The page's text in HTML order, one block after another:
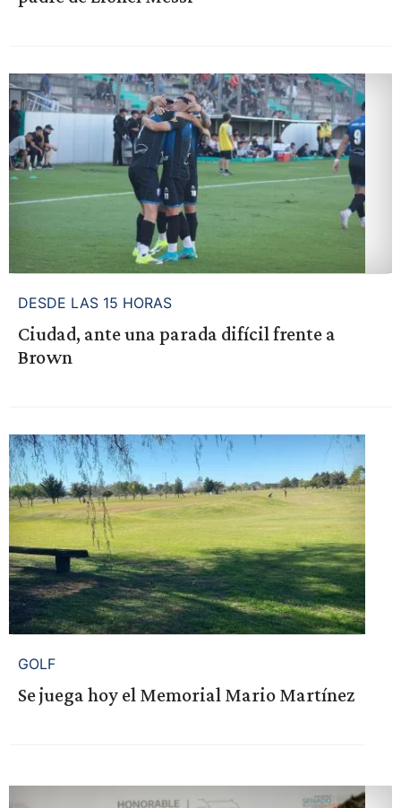
DESDE LAS 15 HORAS
Ciudad, ante una parada difícil frente a
Brown
GOLF
Se juega hoy el Memorial Mario Martínez